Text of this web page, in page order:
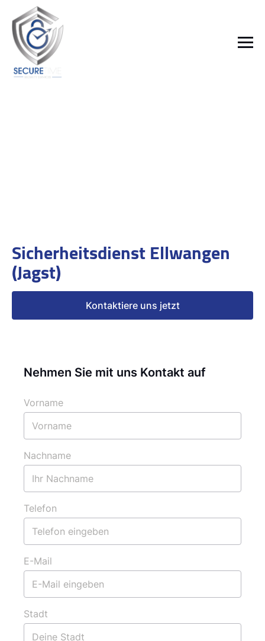
Sicherheitsdienst Ellwangen
(Jagst)
Kontaktiere uns jetzt
Nehmen Sie mit uns Kontakt auf
Vorname
Nachname
Telefon
E-Mail
Stadt